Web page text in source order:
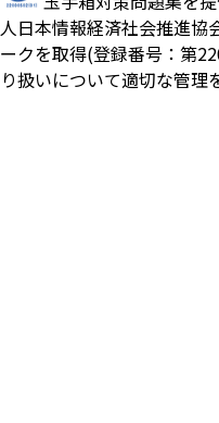
人日本情報経済社会推進協
ークを取得(登録番号：第
り扱いについて適切な管理